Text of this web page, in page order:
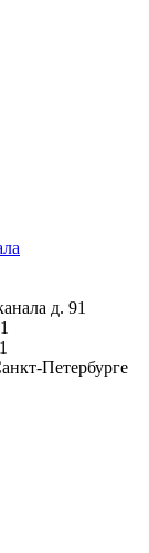
д. 91
Петербурге